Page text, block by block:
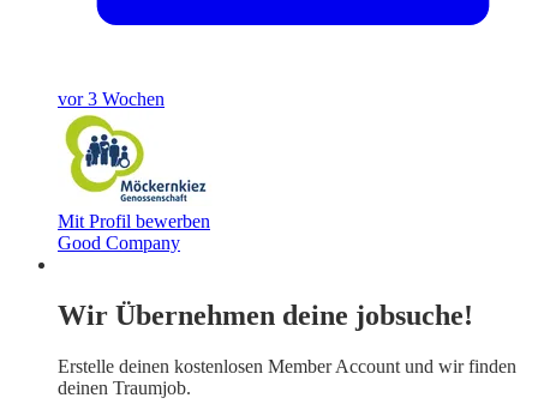
vor 3 Wochen
Mit Profil bewerben
Good Company
Wir Übernehmen deine jobsuche!
Erstelle deinen kostenlosen Member Account und wir finden
deinen Traumjob.